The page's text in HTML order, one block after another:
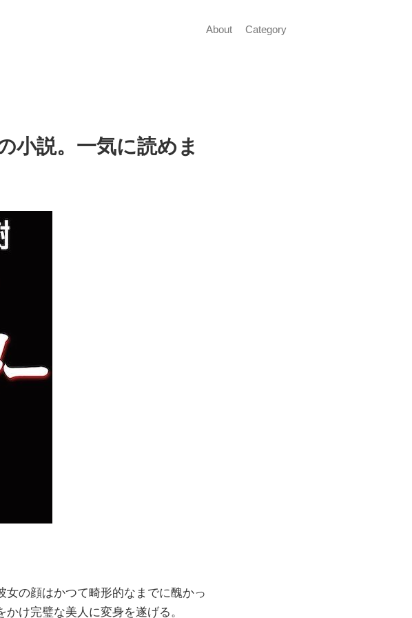
About Category
小説。一気に読めま
の顔はかつて畸形的なまでに醜かっ
け完璧な美人に変身を遂げる。